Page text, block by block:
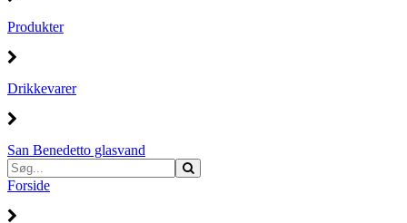
Produkter
Drikkevarer
San Benedetto glasvand
Forside